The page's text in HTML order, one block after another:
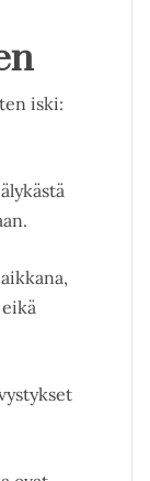
iski: